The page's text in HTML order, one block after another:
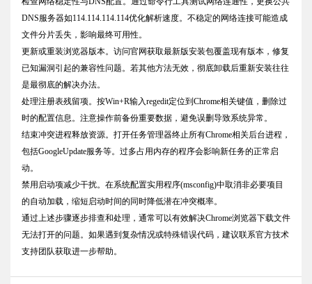
DNS服务器如114.114.114.114优化解析速度。不稳定的网络连接可能造成
文件分片丢失，影响最终可用性。
更新或重装浏览器版本。访问官网获取最新版安装包覆盖现有版本，修复
已知漏洞引起的兼容性问题。若其他方法无效，彻底卸载后重新安装往往
是最彻底的解决办法。
处理注册表残留项。按Win+R输入regedit定位到Chrome相关键值，删除过
时的配置信息。注意操作前备份重要数据，避免误删导致系统异常。
结束冲突进程释放资源。打开任务管理器终止所有Chrome相关后台进程，
包括GoogleUpdate服务等。过多占用内存的程序会影响新任务的正常启
动。
禁用启动项减少干扰。在系统配置实用程序(msconfig)中取消非必要项目
的自动加载，缩短启动时间的同时降低潜在冲突概率。
通过上述步骤逐步排查和处理，通常可以有效解决Chrome浏览器下载文件
无法打开的问题。如果遇到复杂情况或特殊错误代码，建议联系官方技术
支持团队获取进一步帮助。